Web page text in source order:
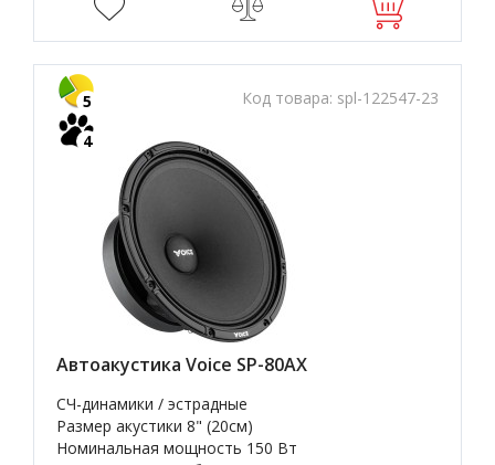
Код товара: spl-122547-23
5
4
Автоакустика Voice SP-80AX
СЧ-динамики / эстрадные
Размер акустики 8" (20см)
Номинальная мощность 150 Вт